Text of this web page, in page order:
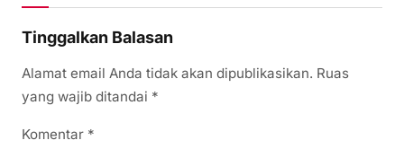
Tinggalkan Balasan
Alamat email Anda tidak akan dipublikasikan. Ruas
yang wajib ditandai *
Komentar *